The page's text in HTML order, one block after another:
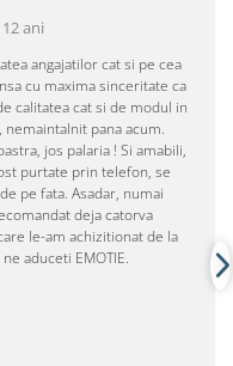
ani
angajatilor cat si pe cea
cu maxima sinceritate ca
calitatea cat si de modul in
pana acum.
jos palaria ! Si amabili,
purtate prin telefon, se
pe fata. Asadar, numai
deja catorva
le-am achizitionat de la
aduceti EMOTIE.